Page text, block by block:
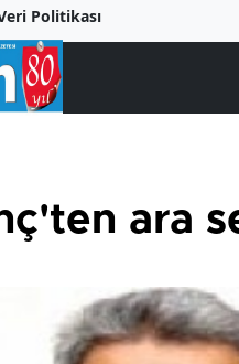
Politikası
ara